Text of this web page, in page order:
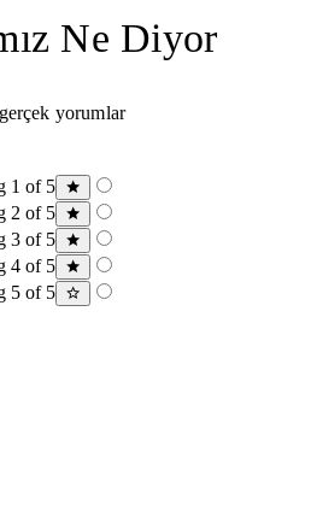
Ne Diyor
yorumlar
1 of 5
2 of 5
3 of 5
4 of 5
5 of 5